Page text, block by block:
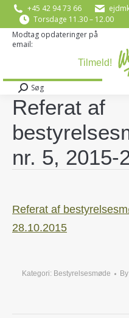
+45 42 94 73 66
Torsdage 11.30 – 12.00
Modtag opdateringer på
email:
Search:
Søg
Referat af
nr. 5, 2015-
Referat af
28.10.2015
Kategori: Bestyrelsesmøde By